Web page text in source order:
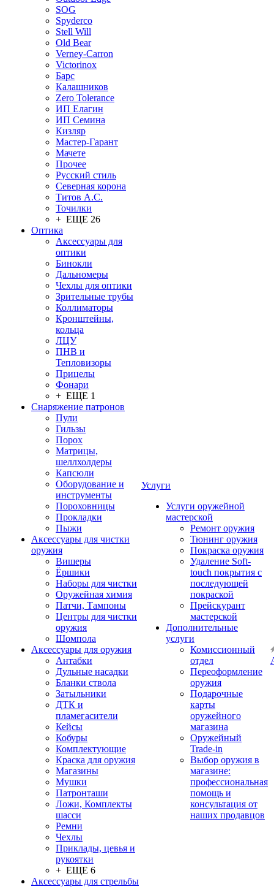
SOG
Spyderco
Stell Will
Old Bear
Verney-Carron
Victorinox
Барс
Калашников
Zero Tolerance
ИП Елагин
ИП Семина
Кизляр
Мастер-Гарант
Мачете
Прочее
Русский стиль
Северная корона
Титов А.С.
Точилки
+ ЕЩЕ 26
Оптика
Аксессуары для
оптики
Бинокли
Дальномеры
Чехлы для оптики
Зрительные трубы
Коллиматоры
Кронштейны,
кольца
ЛЦУ
ПНВ и
Тепловизоры
Прицелы
Фонари
+ ЕЩЕ 1
Снаряжение патронов
Пули
Гильзы
Порох
Матрицы,
шеллхолдеры
Капсюли
Оборудование и
инструменты
Пороховницы
Прокладки
Пыжи
Аксессуары для чистки
оружия
Вишеры
Ёршики
Наборы для чистки
Оружейная химия
Патчи, Тампоны
Центры для чистки
оружия
Шомпола
Аксессуары для оружия
Антабки
Дульные насадки
Бланки ствола
Затыльники
ДТК и
пламегасители
Кейсы
Кобуры
Комплектующие
Краска для оружия
Магазины
Мушки
Патронташи
Ложи, Комплекты
шасси
Ремни
Чехлы
Приклады, цевья и
рукоятки
+ ЕЩЕ 6
Аксессуары для стрельбы
Услуги
Услуги оружейной
мастерской
Ремонт оружия
Тюнинг оружия
Покраска оружия
Удаление Soft-
touch покрытия с
последующей
покраской
Прейскурант
мастерской
Дополнительные
услуги
Комиссионный
отдел
Переоформление
оружия
Подарочные
карты
оружейного
магазина
Оружейный
Trade-in
Выбор оружия в
магазине:
профессиональная
помощь и
консультация от
наших продавцов